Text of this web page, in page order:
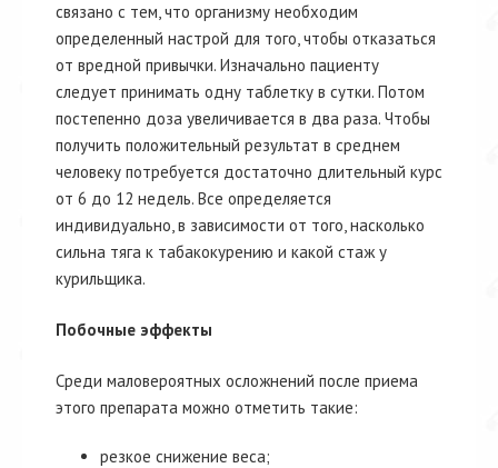
связано с тем, что организму необходим
определенный настрой для того, чтобы отказаться
от вредной привычки. Изначально пациенту
следует принимать одну таблетку в сутки. Потом
постепенно доза увеличивается в два раза. Чтобы
получить положительный результат в среднем
человеку потребуется достаточно длительный курс
от 6 до 12 недель. Все определяется
индивидуально, в зависимости от того, насколько
сильна тяга к табакокурению и какой стаж у
курильщика.
Побочные эффекты
Среди маловероятных осложнений после приема
этого препарата можно отметить такие:
резкое снижение веса;